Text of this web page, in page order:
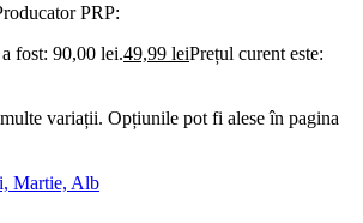
PRP:
fost: 90,00 lei.49,99 leiPrețul curent este:
variații. Opțiunile pot fi alese în pagina